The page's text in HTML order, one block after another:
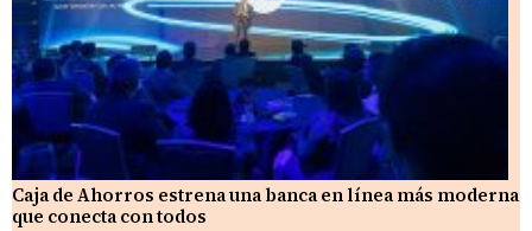
Caja de Ahorros estrena una banca en línea más moderna
que conecta con todos